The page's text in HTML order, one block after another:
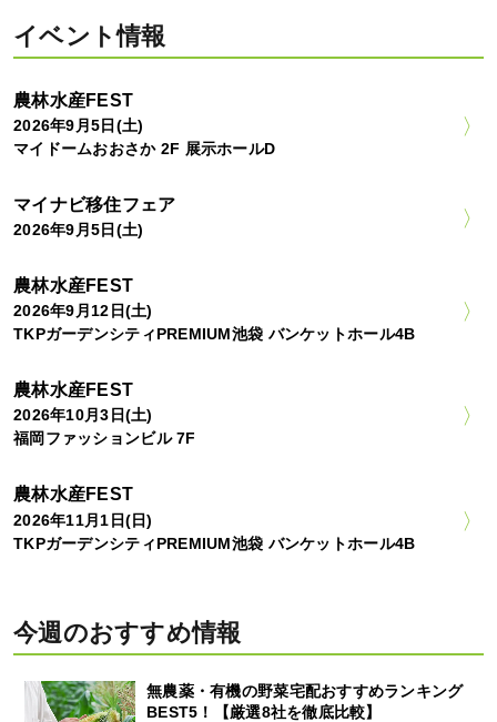
イベント情報
農林水産FEST
2026年9月5日(土)
マイドームおおさか 2F 展示ホールD
マイナビ移住フェア
2026年9月5日(土)
農林水産FEST
2026年9月12日(土)
TKPガーデンシティPREMIUM池袋 バンケットホール4B
農林水産FEST
2026年10月3日(土)
福岡ファッションビル 7F
農林水産FEST
2026年11月1日(日)
TKPガーデンシティPREMIUM池袋 バンケットホール4B
今週のおすすめ情報
無農薬・有機の野菜宅配おすすめランキング
BEST5！【厳選8社を徹底比較】